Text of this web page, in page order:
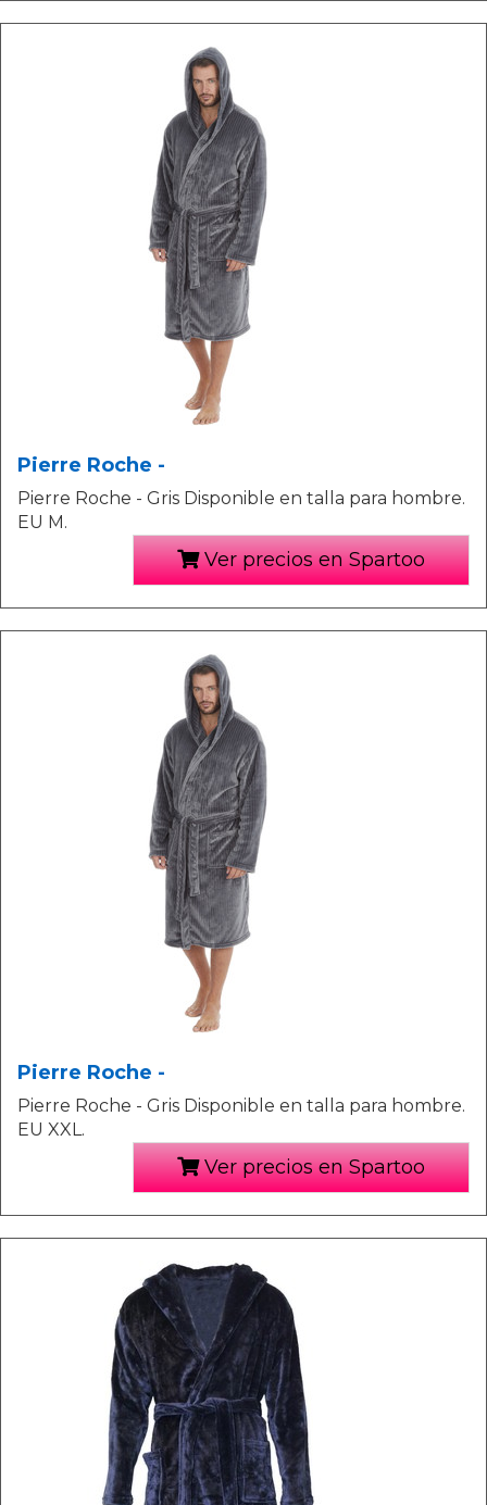
Pierre Roche -
Pierre Roche - Gris Disponible en talla para hombre.
EU M.
Ver precios en Spartoo
Pierre Roche -
Pierre Roche - Gris Disponible en talla para hombre.
EU XXL.
Ver precios en Spartoo